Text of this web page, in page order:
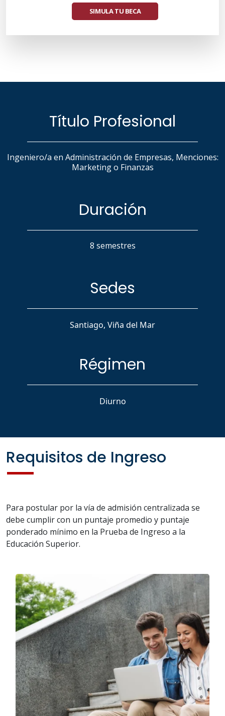
SIMULA TU BECA
Título Profesional
Ingeniero/a en Administración de Empresas, Menciones:
Marketing o Finanzas
Duración
8 semestres
Sedes
Santiago, Viña del Mar
Régimen
Diurno
Requisitos de Ingreso
Para postular por la vía de admisión centralizada se
debe cumplir con un puntaje promedio y puntaje
ponderado mínimo en la Prueba de Ingreso a la
Educación Superior.